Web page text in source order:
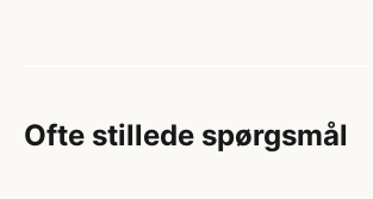
Ofte stillede spørgsmål